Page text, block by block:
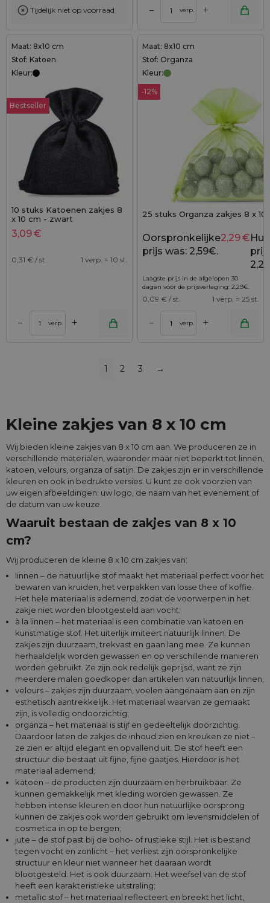
Tijdelijk niet op voorraad – verp. +
Maat: 8x10 cm
Stof: Katoen
Kleur:
Bestseller
10 stuks Katoenen zakjes 8
x 10 cm - zwart
3,09€
0,31 € / st. 1 verp. = 10 st.
– verp. +
Maat: 8x10 cm
Stof: Organza
Kleur:
-12%
25 stuks Organza zakjes 8 x
Oorspronkelijke
prijs was: 2,59€.
2,29€
Laagste prijs in de afgelopen 30
dagen vóór de prijsverlaging:2,29€.
0,09 € / st. 1 verp. = 25 st.
– verp. +
1 2 3 →
Kleine zakjes van 8 x 10 cm
Wij bieden kleine zakjes van 8 x 10 cm aan. We produceren ze in
verschillende materialen, waaronder maar niet beperkt tot linnen,
katoen, velours, organza of satijn. De zakjes zijn er in verschillende
kleuren en ook in bedrukte versies. U kunt ze ook voorzien van
uw eigen afbeeldingen: uw logo, de naam van het evenement of
de datum van uw keuze.
Waaruit bestaan de zakjes van 8 x 10
cm?
Wij produceren de kleine 8 x 10 cm zakjes van:
linnen – de natuurlijke stof maakt het materiaal perfect voor het
bewaren van kruiden, het verpakken van losse thee of koffie.
Het hele materiaal is ademend, zodat de voorwerpen in het
zakje niet worden blootgesteld aan vocht;
à la linnen – het materiaal is een combinatie van katoen en
kunstmatige stof. Het uiterlijk imiteert natuurlijk linnen. De
zakjes zijn duurzaam, trekvast en gaan lang mee. Ze kunnen
herhaaldelijk worden gewassen en op verschillende manieren
worden gebruikt. Ze zijn ook redelijk geprijsd, want ze zijn
meerdere malen goedkoper dan artikelen van natuurlijk linnen;
velours – zakjes zijn duurzaam, voelen aangenaam aan en zijn
esthetisch aantrekkelijk. Het materiaal waarvan ze gemaakt
zijn, is volledig ondoorzichtig;
organza – het materiaal is stijf en gedeeltelijk doorzichtig.
Daardoor laten de zakjes de inhoud zien en kreuken ze niet –
ze zien er altijd elegant en opvallend uit. De stof heeft een
structuur die bestaat uit fijne, fijne gaatjes. Hierdoor is het
materiaal ademend;
katoen – de producten zijn duurzaam en herbruikbaar. Ze
kunnen gemakkelijk met kleding worden gewassen. Ze
hebben intense kleuren en door hun natuurlijke oorsprong
kunnen de zakjes ook worden gebruikt om levensmiddelen of
cosmetica in op te bergen;
jute – de stof past bij de boho- of rustieke stijl. Het is bestand
tegen vocht en zonlicht – het verliest zijn oorspronkelijke
structuur en kleur niet wanneer het daaraan wordt
blootgesteld. Het is ook duurzaam. Het weefsel van de stof
heeft een karakteristieke uitstraling;
metallic stof – het materiaal reflecteert en breekt het licht,